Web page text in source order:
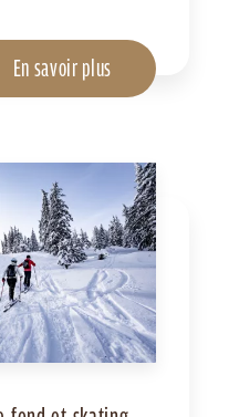
En savoir plus